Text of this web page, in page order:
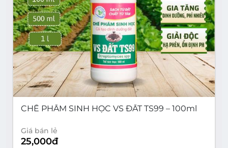
CHẾ PHẨM SINH HỌC VS ĐẤT TS99 – 100ml
Giá bán lẻ
25,000đ